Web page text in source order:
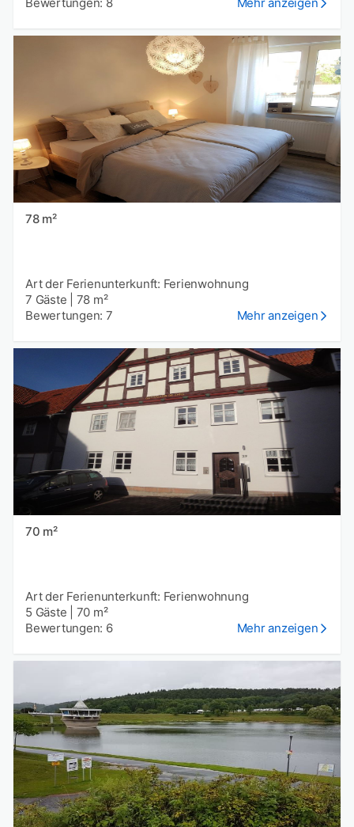
78 m²
Art der Ferienunterkunft: Ferienwohnung
7 Gäste
78 m²
Bewertungen: 7
Mehr anzeigen
70 m²
Art der Ferienunterkunft: Ferienwohnung
5 Gäste
70 m²
Bewertungen: 6
Mehr anzeigen